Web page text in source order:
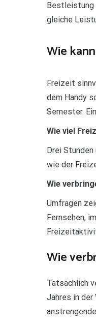
Bestleistung
gleiche
Wie
Freizeit
dem Handy
Semester.
Wie viel
Drei
wie der
Wie
Umfragen
Fernsehen,
Wie
Tatsächlich
Jahres in der